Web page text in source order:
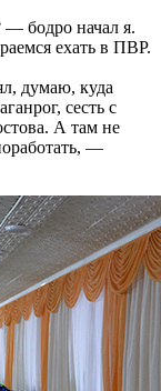
бодро начал я.
ехать в ПВР.
думаю, куда
сесть с
А там не
—